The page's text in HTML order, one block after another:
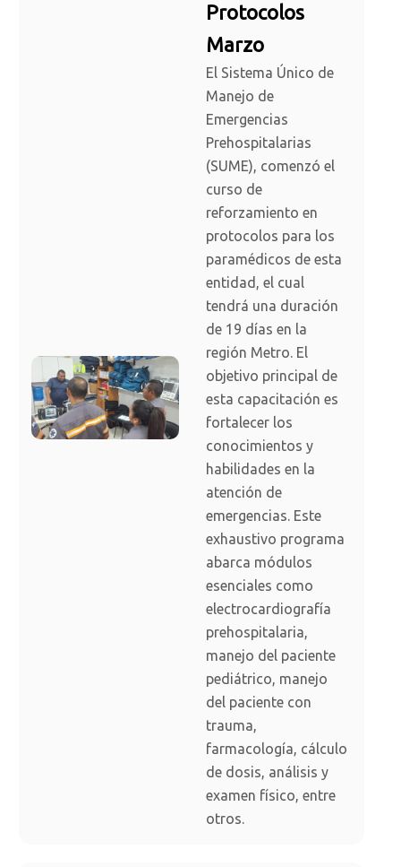
Protocolos
Marzo
El Sistema Único de
Manejo de
Emergencias
Prehospitalarias
(SUME), comenzó el
curso de
reforzamiento en
protocolos para los
paramédicos de esta
entidad, el cual
tendrá una duración
de 19 días en la
región Metro. El
objetivo principal de
esta capacitación es
fortalecer los
conocimientos y
habilidades en la
atención de
emergencias. Este
exhaustivo programa
abarca módulos
esenciales como
electrocardiografía
prehospitalaria,
manejo del paciente
pediátrico, manejo
del paciente con
trauma,
farmacología, cálculo
de dosis, análisis y
examen físico, entre
otros.